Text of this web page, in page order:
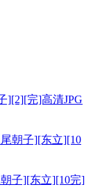
][2][完]高清JPG
子][东立][10完]